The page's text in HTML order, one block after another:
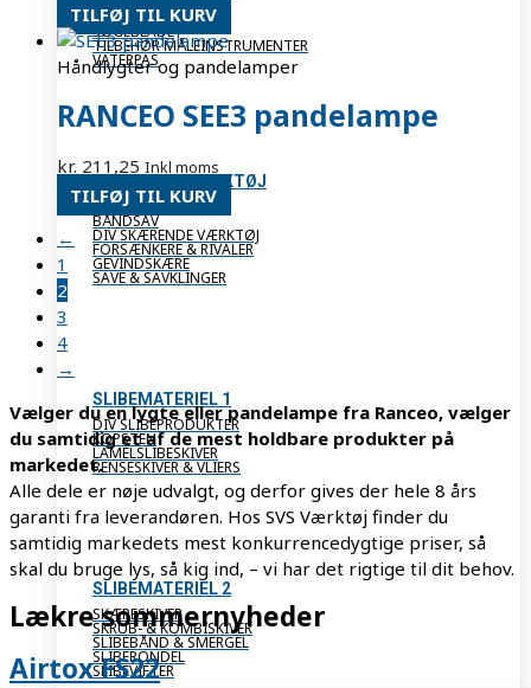
SKYDELÆRER
SØGEBLADE
TILBEHØR MÅLEINSTRUMENTER
VATERPAS
SKÆRENDE VÆRKTØJ
BOR
BÅNDSAV
DIV SKÆRENDE VÆRKTØJ
FORSÆNKERE & RIVALER
GEVINDSKÆRE
SAVE & SAVKLINGER
SLIBEMATERIEL 1
DIV SLIBEPRODUKTER
KOPSTEN
LAMELSLIBESKIVER
RENSESKIVER & VLIERS
SLIBEMATERIEL 2
SKÆRESKIVER
SKRUB- & KOMBISKIVER
SLIBEBÅND & SMERGEL
SLIBERONDEL
SLIBEVIFTER
TILFØJ TIL KURV
Håndlygter og pandelamper
RANCEO SEE3 pandelampe
kr. 211,25 Inkl moms
TILFØJ TIL KURV
←
1
2
3
4
→
Vælger du en lygte eller pandelampe fra Ranceo, vælger
du samtidig et af de mest holdbare produkter på
markedet.
Alle dele er nøje udvalgt, og derfor gives der hele 8 års
garanti fra leverandøren. Hos SVS Værktøj finder du
samtidig markedets mest konkurrencedygtige priser, så
skal du bruge lys, så kig ind, – vi har det rigtige til dit behov.
Lækre sommernyheder
Airtox FS22